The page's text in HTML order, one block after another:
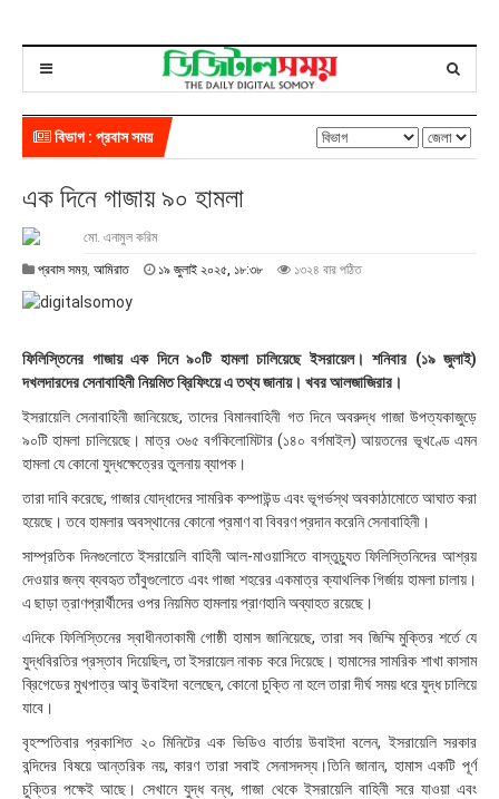
বিভাগ : প্রবাস সময়
এক দিনে গাজায় ৯০ হামলা
মো. এনামুল করিম
প্রবাস সময়, আমিরাত ১৯ জুলাই ২০২৫, ১৮:৩৮
ই
২
০
২
,
৮
:
৩
৮
১৩২৪ বার পঠিত
ফিলিস্তিনের গাজায় এক দিনে ৯০টি হামলা চালিয়েছে ইসরায়েল। শনিবার (১৯ ‍জুলাই)
দখলদারদের সেনাবাহিনী নিয়মিত ব্রিফিংয়ে এ তথ্য জানায়। খবর আলজাজিরার।
ইসরায়েলি সেনাবাহিনী জানিয়েছে, তাদের বিমানবাহিনী গত দিনে অবরুদ্ধ গাজা উপত্যকাজুড়ে
৯০টি হামলা চালিয়েছে। মাত্র ৩৬৫ বর্গকিলোমিটার (১৪০ বর্গমাইল) আয়তনের ভূখণ্ডে এমন
হামলা যে কোনো যুদ্ধক্ষেত্রের তুলনায় ব্যাপক।
তারা দাবি করেছে, গাজার যোদ্ধাদের সামরিক কম্পাউন্ড এবং ভূগর্ভস্থ অবকাঠামোতে আঘাত করা
হয়েছে। তবে হামলার অবস্থানের কোনো প্রমাণ বা বিবরণ প্রদান করেনি সেনাবাহিনী।
সাম্প্রতিক দিনগুলোতে ইসরায়েলি বাহিনী আল-মাওয়াসিতে বাস্তুচ্যুত ফিলিস্তিনিদের আশ্রয়
দেওয়ার জন্য ব্যবহৃত তাঁবুগুলোতে এবং গাজা শহরের একমাত্র ক্যাথলিক গির্জায় হামলা চালায়।
এ ছাড়া ত্রাণপ্রার্থীদের ওপর নিয়মিত হামলায় প্রাণহানি অব্যাহত রয়েছে।
এদিকে ফিলিস্তিনের স্বাধীনতাকামী গোষ্ঠী হামাস জানিয়েছে, তারা সব জিম্মি মুক্তির শর্তে যে
যুদ্ধবিরতির প্রস্তাব দিয়েছিল, তা ইসরায়েল নাকচ করে দিয়েছে। হামাসের সামরিক শাখা কাসাম
ব্রিগেডের মুখপাত্র আবু উবাইদা বলেছেন, কোনো চুক্তি না হলে তারা দীর্ঘ সময় ধরে যুদ্ধ চালিয়ে
যাবে।
বৃহস্পতিবার প্রকাশিত ২০ মিনিটের এক ভিডিও বার্তায় উবাইদা বলেন, ইসরায়েলি সরকার
বন্দিদের বিষয়ে আন্তরিক নয়, কারণ তারা সবাই সেনাসদস্য।তিনি জানান, হামাস একটি পূর্ণ
চুক্তির পক্ষেই আছে। সেখানে যুদ্ধ বন্ধ, গাজা থেকে ইসরায়েলি বাহিনী সরে যাওয়া এবং